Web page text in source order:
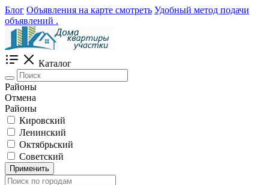
Блог Объявления на карте смотреть Удобный метод подачи
объявлений .
Каталог
Районы
Отмена
Районы
Кировский
Ленинский
Октябрьский
Советский
Применить